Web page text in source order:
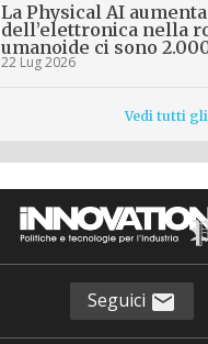
La Physical AI
dell’elettronica nella
umanoide ci sono
22 Lug 2026
Vedi tutti
Seguici